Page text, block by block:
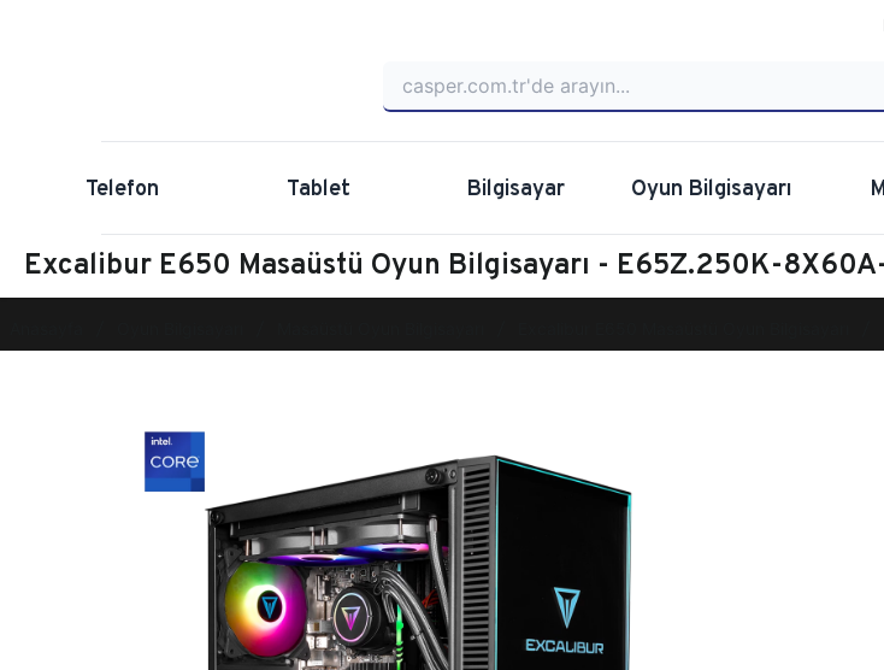
Telefon Tablet Bilgisayar Oyun Bilgisayarı
Excalibur E650 Masaüstü Oyun Bilgisayarı - E65Z.250K-